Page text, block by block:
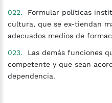
Formular políticas
cultura, que se ex-tiendan
adecuados medios de
Las demás funciones
competente y que sean
dependencia.